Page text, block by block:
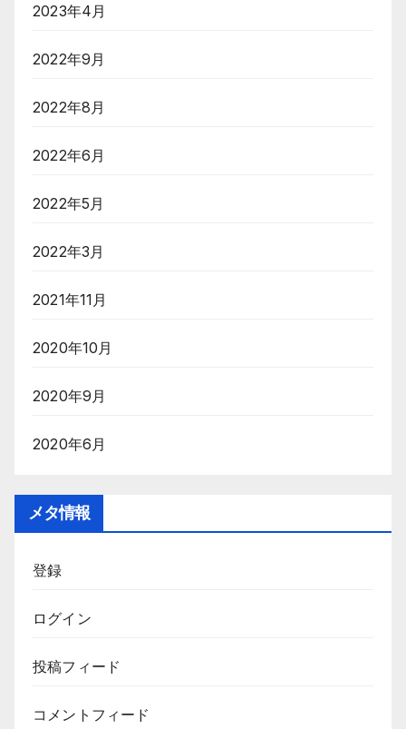
2023年4月
2022年9月
2022年8月
2022年6月
2022年5月
2022年3月
2021年11月
2020年10月
2020年9月
2020年6月
メタ情報
登録
ログイン
投稿フィード
コメントフィード